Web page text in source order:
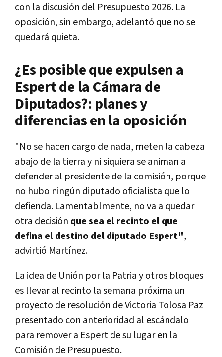
con la discusión del Presupuesto 2026. La
oposición, sin embargo, adelantó que no se
quedará quieta.
¿Es posible que expulsen a
Espert de la Cámara de
Diputados?: planes y
diferencias en la oposición
"No se hacen cargo de nada, meten la cabeza
abajo de la tierra y ni siquiera se animan a
defender al presidente de la comisión, porque
no hubo ningún diputado oficialista que lo
defienda. Lamentablmente, no va a quedar
otra decisión que sea el recinto el que
defina el destino del diputado Espert",
advirtió Martínez.
La idea de Unión por la Patria y otros bloques
es llevar al recinto la semana próxima un
proyecto de resolución de Victoria Tolosa Paz
presentado con anterioridad al escándalo
para remover a Espert de su lugar en la
Comisión de Presupuesto.